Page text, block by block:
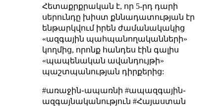
Հետաքրքրական է, որ 5-րդ դարի
սերունդը խիստ քննադատության էր
ենթարկվում իրեն ժամանակակից
«ազգային պահպանողականների»
կողմից, որոնք հանդես էին գալիս
«պապենական ավանդույթի»
պաշտպանության դիրքերից:
#առաջին֊ապառնի #ապազգային֊
ազգայնականություն #Հայաստան